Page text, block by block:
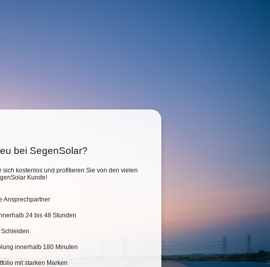
bei SegenSolar?
sich kostenlos und profitieren Sie von den vielen
Kunde!
Ansprechpartner
24 bis 48 Stunden
innerhalb 180 Minuten
mit starken Marken